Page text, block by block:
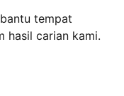
tempat
hasil carian kami.